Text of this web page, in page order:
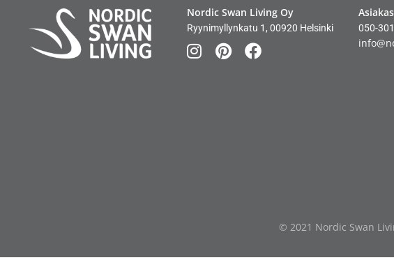
Nordic Swan Living Oy
Ryynimyllynkatu 1, 00920 Helsinki 050-
© 2021 Nordic Swan